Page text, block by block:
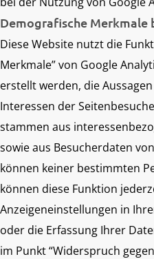
Demografische Merkmale
Diese Website nutzt die
Merkmale” von Google
erstellt werden, die
Interessen der
stammen aus
sowie aus Besucherdaten
können keiner bestimmten
können diese Funktion
Anzeigeneinstellungen in
oder die Erfassung Ihrer
im Punkt “Widerspruch